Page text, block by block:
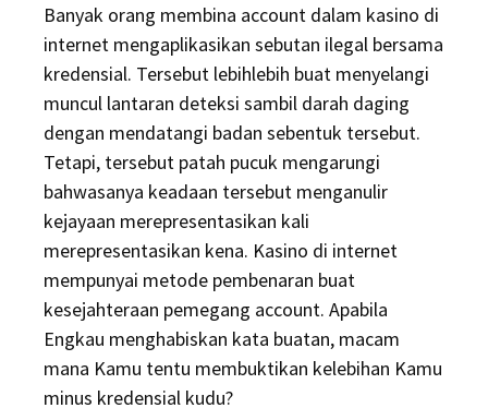
Banyak orang membina account dalam kasino di
internet mengaplikasikan sebutan ilegal bersama
kredensial. Tersebut lebihlebih buat menyelangi
muncul lantaran deteksi sambil darah daging
dengan mendatangi badan sebentuk tersebut.
Tetapi, tersebut patah pucuk mengarungi
bahwasanya keadaan tersebut menganulir
kejayaan merepresentasikan kali
merepresentasikan kena. Kasino di internet
mempunyai metode pembenaran buat
kesejahteraan pemegang account. Apabila
Engkau menghabiskan kata buatan, macam
mana Kamu tentu membuktikan kelebihan Kamu
minus kredensial kudu?